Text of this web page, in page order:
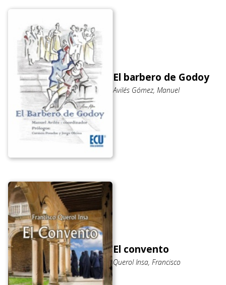
El barbero de Godoy
Avilés Gómez, Manuel
El convento
Querol Insa, Francisco